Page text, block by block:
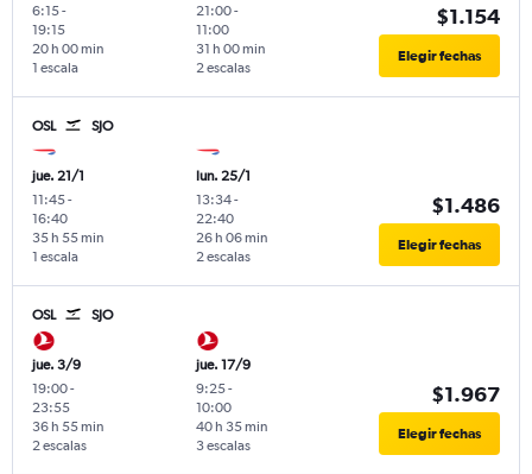
6:15-
19:15
1 escala
20 h 00 min
21:00-
11:00
2 escalas
31 h 00 min
$1.154
Elegir fechas
OSL SJO
jue. 21/1
11:45-
16:40
1 escala
35 h 55 min
lun. 25/1
13:34-
22:40
2 escalas
26 h 06 min
$1.486
Elegir fechas
OSL SJO
jue. 3/9
19:00-
23:55
2 escalas
36 h 55 min
jue. 17/9
9:25-
10:00
3 escalas
40 h 35 min
$1.967
Elegir fechas